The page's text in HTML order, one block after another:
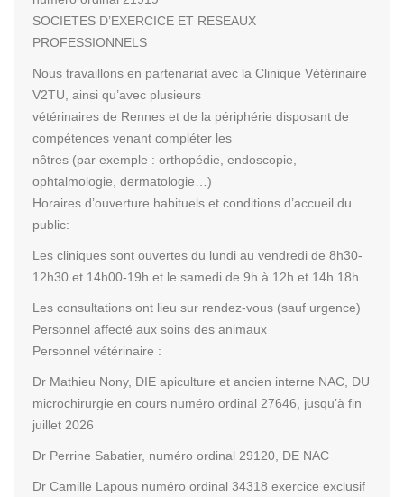
SOCIETES D’EXERCICE ET RESEAUX
PROFESSIONNELS
Nous travaillons en partenariat avec la Clinique Vétérinaire
V2TU, ainsi qu’avec plusieurs
vétérinaires de Rennes et de la périphérie disposant de
compétences venant compléter les
nôtres (par exemple : orthopédie, endoscopie,
ophtalmologie, dermatologie…)
Horaires d’ouverture habituels et conditions d’accueil du
public:
Les cliniques sont ouvertes du lundi au vendredi de 8h30-
12h30 et 14h00-19h et le samedi de 9h à 12h et 14h 18h
Les consultations ont lieu sur rendez-vous (sauf urgence)
Personnel affecté aux soins des animaux
Personnel vétérinaire :
Dr Mathieu Nony, DIE apiculture et ancien interne NAC, DU
microchirurgie en cours numéro ordinal 27646, jusqu’à fin
juillet 2026
Dr Perrine Sabatier, numéro ordinal 29120, DE NAC
Dr Camille Lapous numéro ordinal 34318 exercice exclusif